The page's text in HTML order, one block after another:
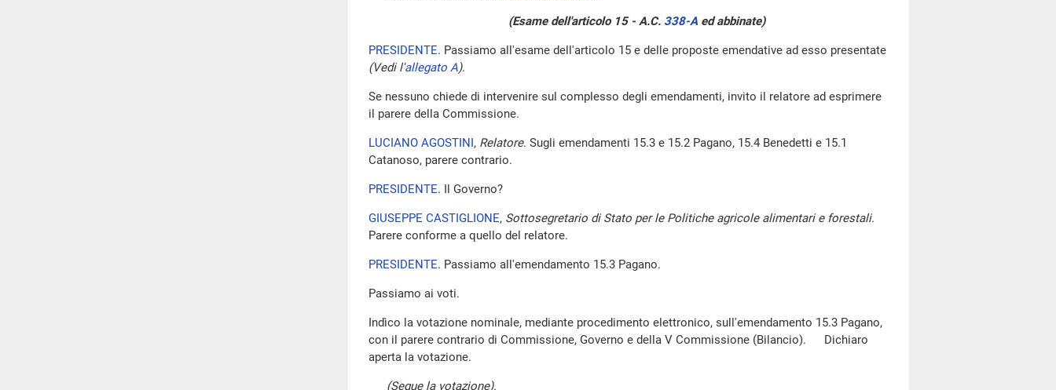
(Esame dell'articolo 15 - A.C. 338-Aed abbinate)
PRESIDENTE. Passiamo all'esame dell'articolo 15 e delle proposte emendative ad esso presentate
(Vedi l'allegato A).
Se nessuno chiede di intervenire sul complesso degli emendamenti, invito il relatore ad esprimere
il parere della Commissione.
LUCIANO AGOSTINI, Relatore. Sugli emendamenti 15.3 e 15.2 Pagano, 15.4 Benedetti e 15.1
Catanoso, parere contrario.
PRESIDENTE. Il Governo?
GIUSEPPE CASTIGLIONE, Sottosegretario di Stato per le Politiche agricole alimentari e forestali.
Parere conforme a quello del relatore.
PRESIDENTE. Passiamo all'emendamento 15.3 Pagano.
Passiamo ai voti.
Indìco la votazione nominale, mediante procedimento elettronico, sull'emendamento 15.3 Pagano,
con il parere contrario di Commissione, Governo e della V Commissione (Bilancio). Dichiaro
aperta la votazione.
(Segue la votazione).